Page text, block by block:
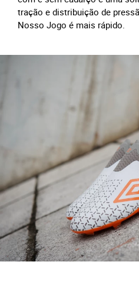
tração e distribuição de
Nosso Jogo é mais rápido.